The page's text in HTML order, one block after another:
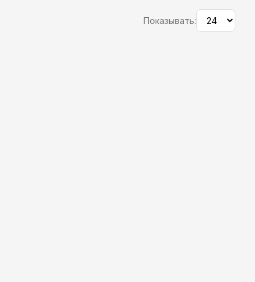
Показывать: